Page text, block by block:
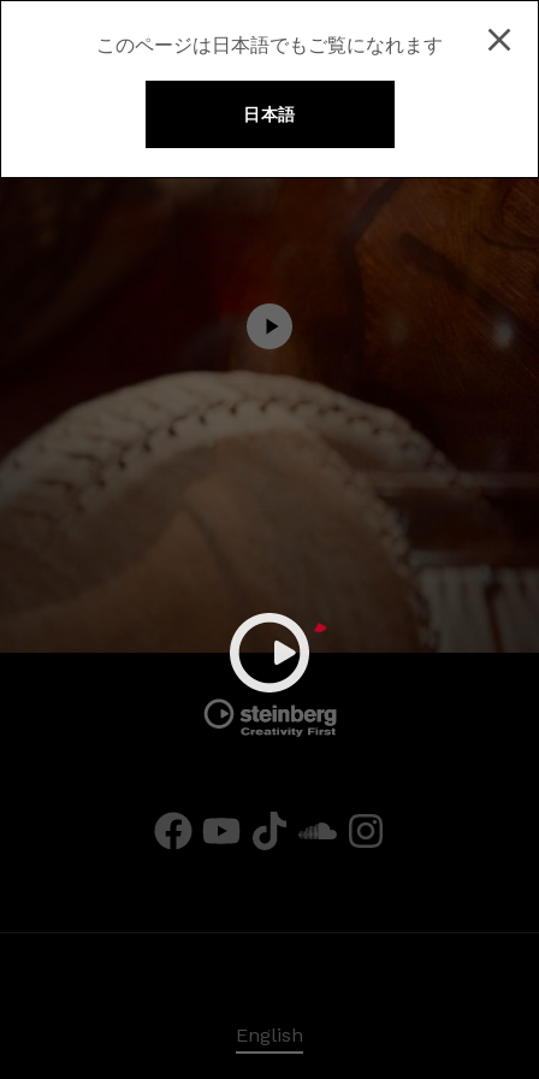
このページは日本語でもご覧になれます
日本語
English